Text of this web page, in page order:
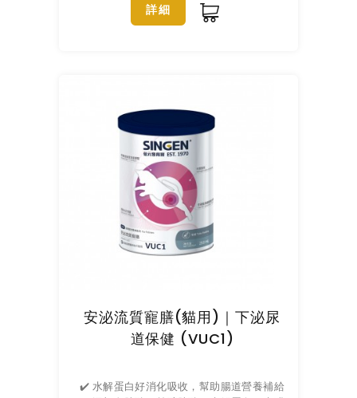
詳細
安泌流質寵膳(貓用)｜下泌尿
道保健 (VUC1)
✔️ 水解蛋白好消化吸收，幫助腸道營養補給